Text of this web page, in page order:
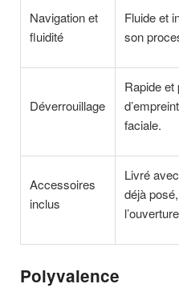
Navigation et
fluidité
Fluide et
son
Déverrouillage
Rapide et
faciale.
Accessoires
inclus
Livré
déjà
Polyvalence